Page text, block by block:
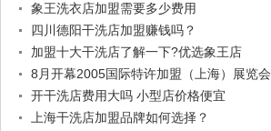
象王洗衣店加盟需要多少费用
四川德阳干洗店加盟赚钱吗？
加盟十大干洗店了解一下?优选象王店
8月开幕2005国际特许加盟（上海）展览会
开干洗店费用大吗 小型店价格便宜
上海干洗店加盟品牌如何选择？